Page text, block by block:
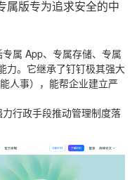
属版专为追求安全的中
属 App、专属存储、专属
力。它继承了钉钉极其强大
人事），能帮企业建立严
行政手段推动管理制度落